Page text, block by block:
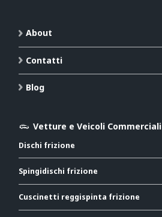
About
Contatti
Blog
Vetture e Veicoli Commerciali
Dischi frizione
Spingidischi frizione
Cuscinetti reggispinta frizione